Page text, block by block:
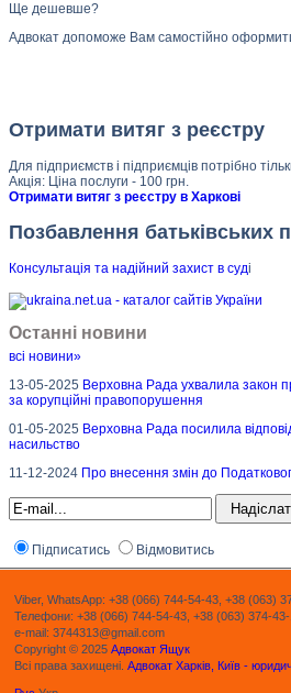
Ще дешевше?
Адвокат допоможе Вам самостійно
Отримати витяг з реєстру
Для підприємств і підприємців потрібно
Акція: Ціна послуги - 100 грн.
Отримати витяг з реєстру в Харкові
Позбавлення батьківських
Консультація та надійний захист в суді
Останні новини
всі новини»
13-05-2025 Верховна Рада ухвалила закон
за корупційні правопорушення
01-05-2025 Верховна Рада посилила
насильство
11-12-2024 Про внесення змін до
Підписатись Відмовитись
Viber, WhatsApp: +38 (066) 744-54-43, +38 (063)
Телефони: +38 (066) 744-54-43, +38 (063) 374-
e-mail: 3744313@gmail.com
Copyright © 2025 Адвокат Ящук
Всі права захищені. Адвокат Харків, Київ -